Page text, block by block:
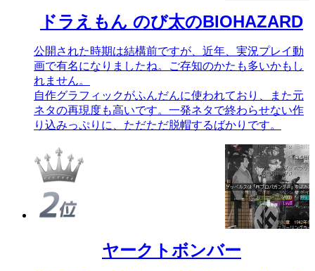
ドラえもん のび太のBIOHAZARD
公開された時期は結構前ですが、近年、実況プレイ動
画で有名になりましたね。ご存知のかたも多いかもし
れません。
自作グラフィックがふんだんに使われており、また元
ネタの再現度も高いです。一発ネタで終わらせない作
り込みっぷりに、ただただ脱帽するばかりです。
ヤークトボンバー